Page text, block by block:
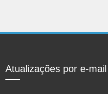
Atualizações por e-mail